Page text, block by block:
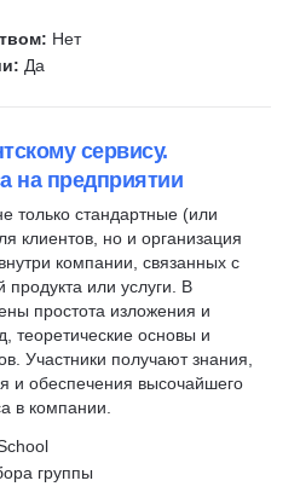
Нет
Да
сервису.
на предприятии
только стандартные (или
клиентов, но и организация
компании, связанных с
продукта или услуги. В
простота изложения и
теоретические основы и
Участники получают знания,
и обеспечения высочайшего
в компании.
группы